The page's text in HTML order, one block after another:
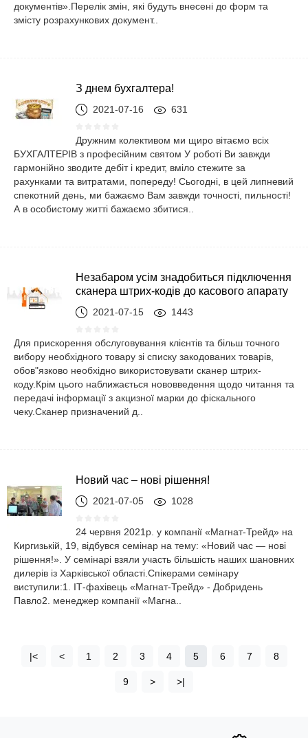
документів».Перелік змін, які будуть внесені до форм та
змісту розрахункових документ..
З днем ​​бухгалтера!
2021-07-16 631
Дружним колективом ми щиро вітаємо всіх
БУХГАЛТЕРІВ з професійним святом У роботі Ви завжди
гармонійно зводите дебіт і кредит, вміло стежите за
рахунками та витратами, попереду! Сьогодні, в цей липневий
спекотний день, ми бажаємо Вам завжди точності, пильності!
А в особистому житті бажаємо збитися..
Незабаром усім знадобиться підключення
сканера штрих-кодів до касового апарату
2021-07-15 1443
Для прискорення обслуговування клієнтів та більш точного
вибору необхідного товару зі списку закодованих товарів,
обов"язково необхідно використовувати сканер штрих-
коду.Крім цього наближається нововведення щодо читання та
передачі інформації з акцизної марки до фіскального
чеку.Сканер призначений д..
Новий час – нові рішення!
2021-07-05 1028
24 червня 2021р. у компанії «Магнат-Трейд» на
Киргизькій, 19, відбувся семінар на тему: «Новий час — нові
рішення!». У семінарі взяли участь більшість наших шановних
дилерів із Харківської області.Спікерами семінару
виступили:1. ІТ-фахівець «Магнат-Трейд» - Добридень
Павло2. менеджер компанії «Магна..
|< < 1 2 3 4 5 6 7 8
9 > >|